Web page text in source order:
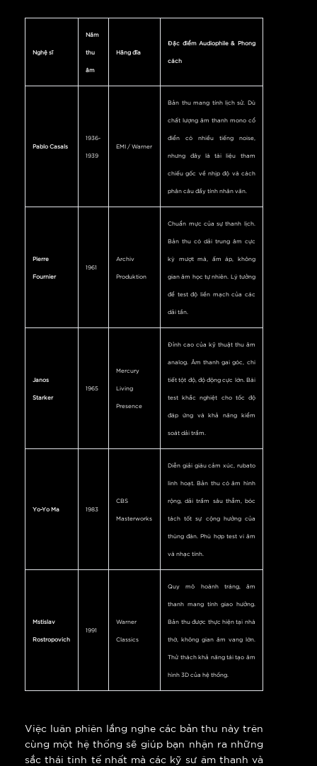
Nghệ sĩ
Năm
thu
âm
Hãng đĩa
Đặc điểm Audiophile & Phong
cách
Pablo Casals
1936-
1939
EMI / Warner
Bản thu mang tính lịch sử. Dù
chất lượng âm thanh mono cổ
điển có nhiều tiếng noise,
nhưng đây là tài liệu tham
chiếu gốc về nhịp độ và cách
phân câu đầy tính nhân văn.
Pierre
Fournier
1961
Archiv
Produktion
Chuẩn mực của sự thanh lịch.
Bản thu có dải trung âm cực
kỳ mượt mà, ấm áp, không
gian âm học tự nhiên. Lý tưởng
để test độ liền mạch của các
dải tần.
Janos
Starker
1965
Mercury
Living
Presence
Đỉnh cao của kỹ thuật thu âm
analog. Âm thanh gai góc, chi
tiết tột độ, độ động cực lớn. Bài
test khắc nghiệt cho tốc độ
đáp ứng và khả năng kiểm
soát dải trầm.
Yo-Yo Ma 1983
CBS
Masterworks
Diễn giải giàu cảm xúc, rubato
linh hoạt. Bản thu có âm hình
rộng, dải trầm sâu thẳm, bóc
tách tốt sự cộng hưởng của
thùng đàn. Phù hợp test vi âm
và nhạc tính.
Mstislav
Rostropovich
1991
Warner
Classics
Quy mô hoành tráng, âm
thanh mang tính giao hưởng.
Bản thu được thực hiện tại nhà
thờ, không gian âm vang lớn.
Thử thách khả năng tái tạo âm
hình 3D của hệ thống.
Việc luân phiên lắng nghe các bản thu này trên
cùng một hệ thống sẽ giúp bạn nhận ra những
sắc thái tinh tế nhất mà các kỹ sư âm thanh và